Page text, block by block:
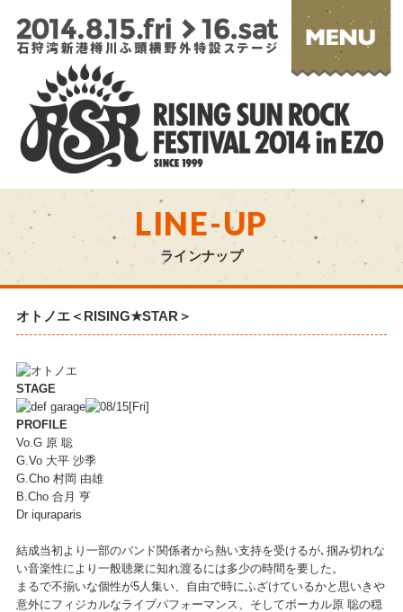
LINE-UP
ラインナップ
オトノエ＜RISING★STAR＞
STAGE
PROFILE
Vo.G 原 聡
G.Vo 大平 沙季
G.Cho 村岡 由雄
B.Cho 合月 亨
Dr iquraparis
結成当初より一部のバンド関係者から熱い支持を受けるが､掴み切れな
い音楽性により一般聴衆に知れ渡るには多少の時間を要した。
まるで不揃いな個性が5人集い、自由で時にふざけているかと思いきや
意外にフィジカルなライブパフォーマンス、そしてボーカル原 聡の穏